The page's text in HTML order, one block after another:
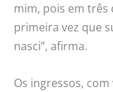
mim, pois em três
primeira vez que
nasci”, afirma.
Os ingressos,